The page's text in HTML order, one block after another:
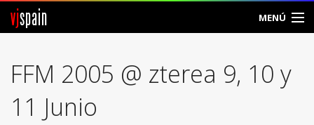
vjspain MENÚ
Foros
Noticias
FFM 2005 @ zterea 9, 10 y
11 Junio